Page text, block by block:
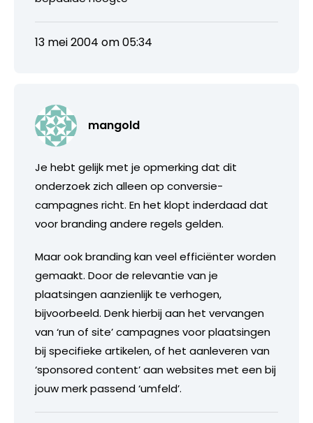
13 mei 2004 om 05:34
mangold
Je hebt gelijk met je opmerking dat dit
onderzoek zich alleen op conversie-
campagnes richt. En het klopt inderdaad dat
voor branding andere regels gelden.
Maar ook branding kan veel efficiënter worden
gemaakt. Door de relevantie van je
plaatsingen aanzienlijk te verhogen,
bijvoorbeeld. Denk hierbij aan het vervangen
van ‘run of site’ campagnes voor plaatsingen
bij specifieke artikelen, of het aanleveren van
‘sponsored content’ aan websites met een bij
jouw merk passend ‘umfeld’.